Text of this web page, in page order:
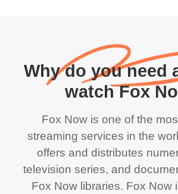
Why do you need
watch Fox
Fox Now is one of the
streaming services in the
offers and distributes
television series, and
Fox Now libraries. Fox Now